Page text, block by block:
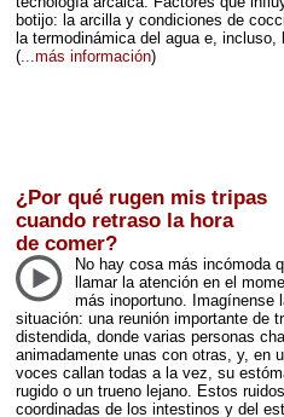
botijo: la arcilla y condiciones de
la termodinámica del agua e, incluso,
(...más información)
¿Por qué rugen mis tripas
cuando retraso la hora
de comer?
No hay cosa más incómoda
llamar la atención en el
más inoportuno. Imagínense
situación: una reunión importante de
distendida, donde varias personas
animadamente unas con otras, y, en
voces callan todas a la vez, su
rugido o un trueno lejano. Estos
coordinadas de los intestinos y del